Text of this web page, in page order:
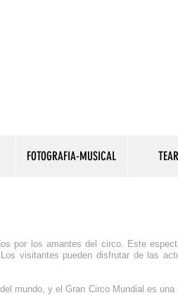
FOTOGRAFIA-MUSICAL
por los amantes del circo. Este
visitantes pueden disfrutar de las
mundo, y el Gran Circo Mundial es